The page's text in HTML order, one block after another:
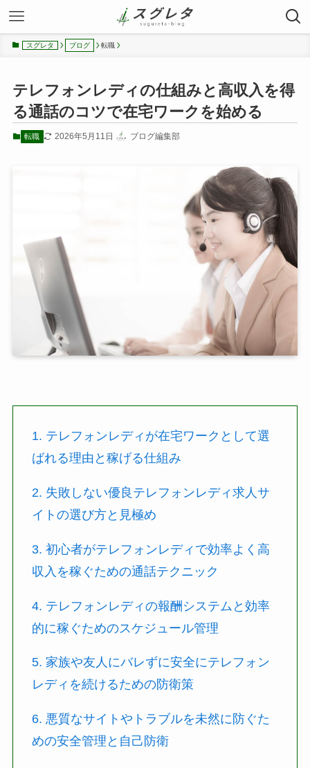
スグレタ ブログ 転職
テレフォンレディの仕組みと高収入を得
る通話のコツで在宅ワークを始める
転職 2026年5月11日 ブログ編集部
1. テレフォンレディが在宅ワークとして選
ばれる理由と稼げる仕組み
2. 失敗しない優良テレフォンレディ求人サ
イトの選び方と見極め
3. 初心者がテレフォンレディで効率よく高
収入を稼ぐための通話テクニック
4. テレフォンレディの報酬システムと効率
的に稼ぐためのスケジュール管理
5. 家族や友人にバレずに安全にテレフォン
レディを続けるための防衛策
6. 悪質なサイトやトラブルを未然に防ぐた
めの安全管理と自己防衛